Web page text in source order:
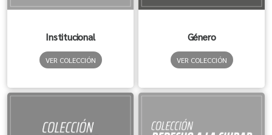
Institucional
VER COLECCIÓN
Género
VER COLECCIÓN